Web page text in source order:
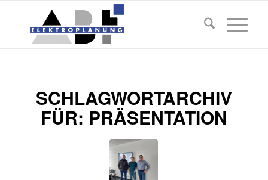
SCHLAGWORTARCHIV
FÜR: PRÄSENTATION